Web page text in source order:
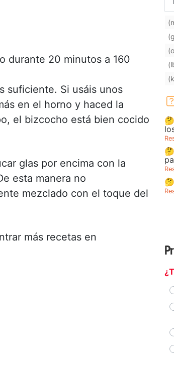
durante 20 minutos a 160
suficiente. Si usáis unos
en el horno y haced la
el bizcocho está bien cocido
glas por encima con la
esta manera no
mezclado con el toque del
más recetas en